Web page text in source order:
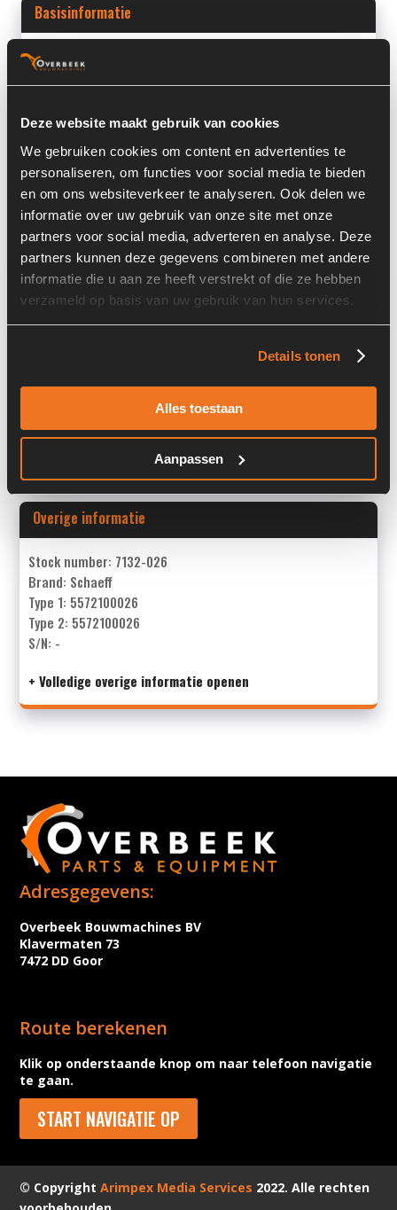
Deze website maakt gebruik van cookies
We gebruiken cookies om content en advertenties te
personaliseren, om functies voor social media te bieden
en om ons websiteverkeer te analyseren. Ook delen we
informatie over uw gebruik van onze site met onze
partners voor social media, adverteren en analyse. Deze
partners kunnen deze gegevens combineren met andere
informatie die u aan ze heeft verstrekt of die ze hebben
verzameld op basis van uw gebruik van hun services.
Details tonen
Alles toestaan
Aanpassen
Basisinformatie
Voorraad nummer:
Machine Type:
SKL834
Onderdeel Merk:
Onderdeel Type:
5572100026
Onderdeel nummer:
5572100026
Informatie
Past op de volgende machines:
Overige informatie
Stock number: 7132-026
Brand: Schaeff
Type 1: 5572100026
Type 2: 5572100026
S/N: -
+ Volledige overige informatie openen
Adresgegevens:
Overbeek Bouwmachines BV
Klavermaten 73
7472 DD Goor
Route berekenen
Klik op onderstaande knop om naar telefoon navigatie
te gaan.
START NAVIGATIE OP
© CopyrightArimpex Media Services 2022. Alle rechten